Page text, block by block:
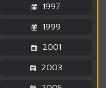
1997
1999
2001
2003